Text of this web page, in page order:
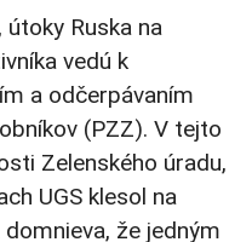
Ruska na
vedú k
a odčerpávaním
(PZZ). V tejto
Zelenského úradu,
UGS klesol na
že jedným